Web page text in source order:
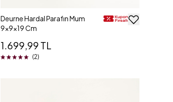
Deurne Hardal Parafın Mum
9x9x19 Cm
1.699,99 TL
(2)